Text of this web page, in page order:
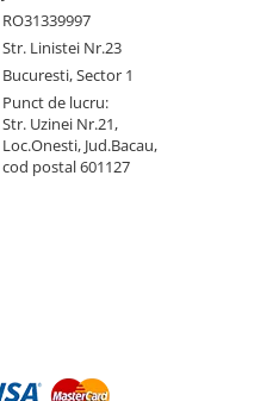
RO31339997
Str. Linistei Nr.23
Bucuresti, Sector 1
Punct de lucru:
Str. Uzinei Nr.21,
Loc.Onesti, Jud.Bacau,
cod postal 601127